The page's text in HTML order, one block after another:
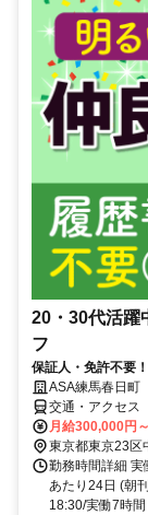
20・30代活躍
フ
保証人・免許不要
ASA練馬春日町
交通・アクセス
月給300,000円
東京都東京23区
勤務時間詳細 実
あたり24日 (朝
18:30/実働7時